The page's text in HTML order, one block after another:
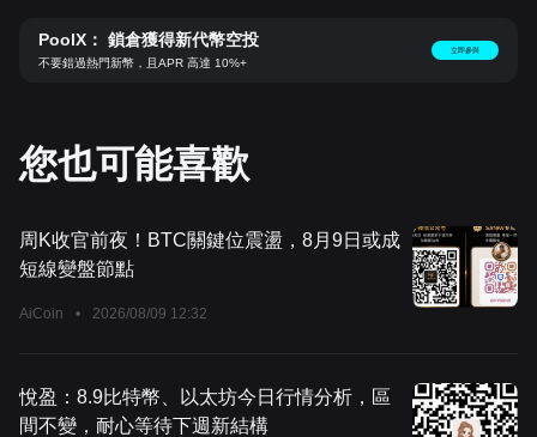
PoolX： 鎖倉獲得新代幣空投
不要錯過熱門新幣，且APR 高達 10%+
立即參與
您也可能喜歡
周K收官前夜！BTC關鍵位震盪，8月9日或成
短線變盤節點
AiCoin • 2026/08/09 12:32
悅盈：8.9比特幣、以太坊今日行情分析，區
間不變，耐心等待下週新結構